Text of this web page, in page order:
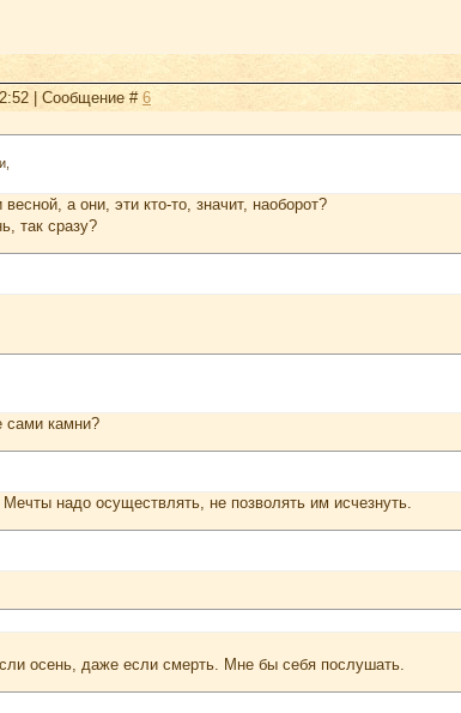
| Сообщение #6
а они, эти кто-то, значит, наоборот?
так сразу?
сами камни?
надо осуществлять, не позволять им исчезнуть.
осень, даже если смерть. Мне бы себя послушать.